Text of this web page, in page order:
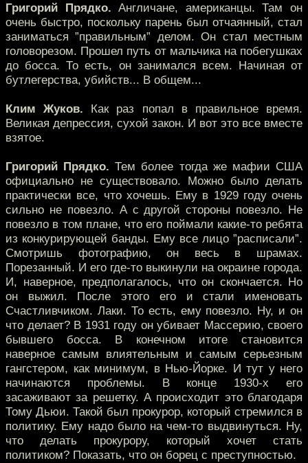
Григорий Прядко. Англичане, американцы. Там он
очень быстро, поскольку парень был отчаянный, стал
заниматься ”правильным” делом. Он стал местным
головорезом. Прошел путь от мальчика на побегушках
до босса. То есть, он занимался всем. Начиная от
бутлегерства, убийств... В общем...
Клим Жуков. Как раз попал в правильное время.
Великая депрессия, сухой закон. И вот это все вместе
взятое.
Григорий Прядко. Тем более тогда же мафии США
официально не существовало. Можно было делать
практически все, что хочешь. Ему в 1929 году очень
сильно не повезло. А с другой стороны повезло. Не
повезло в том плане, что его поймали какие-то ребята
из конкурирующей банды. Ему все лицо ”расписали”.
Смотришь фотографию, он весь в шрамах.
Порезанный. И его где-то выкинули на окраине города.
И, наверное, предполагалось, что он скончается. Но
он выжил. После этого его и стали именовать
Счастливчиком. Лаки. То есть, ему повезло. Ну, и он
что делает? В 1931 году он убивает Массерию, своего
бывшего босса. В конечном итоге становится
наверное самым влиятельным и самым серьезным
гангстером, как минимум, в Нью-Йорке. И тут у него
начинаются проблемы. В конце 1930-х его
засаживают за решетку. А происходит это благодаря
Тому Дьюи. Такой был прокурор, который стремился в
политику. Ему надо было на чем-то выдвинуться. Ну,
что делать прокурору, который хочет стать
политиком? Показать, что он борец с преступностью.